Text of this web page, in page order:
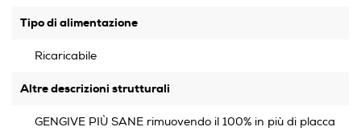
Tipo di alimentazione
Ricaricabile
Altre descrizioni strutturali
GENGIVE PIÙ SANE rimuovendo il 100% in più di placca